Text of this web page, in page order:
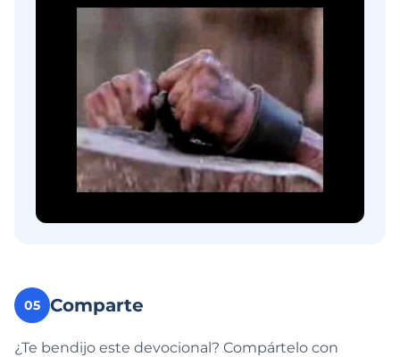
05 Comparte
¿Te bendijo este devocional? Compártelo con